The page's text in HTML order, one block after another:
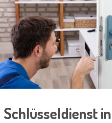
Schlüsseldienst